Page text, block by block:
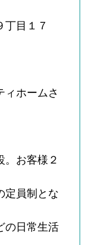
丁目１７
ィホームさ
。お客様２
定員制とな
の日常生活